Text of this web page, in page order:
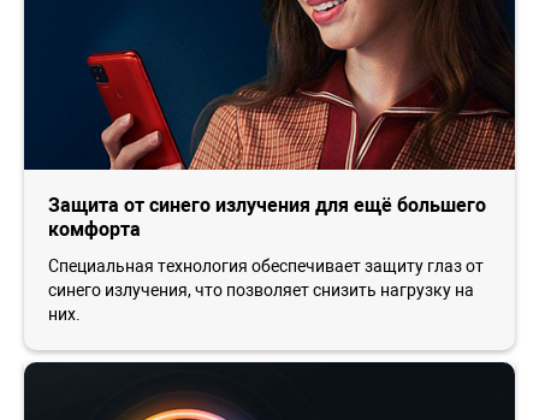
Защита от синего излучения для ещё большего
комфорта
Специальная технология обеспечивает защиту глаз от
синего излучения, что позволяет снизить нагрузку на
них.